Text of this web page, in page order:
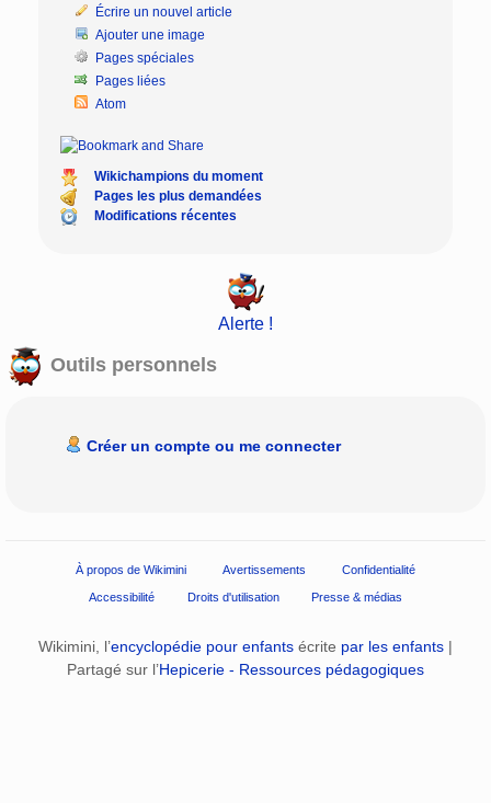
Écrire un nouvel article
Ajouter une image
Pages spéciales
Pages liées
Atom
Wikichampions du moment
Pages les plus demandées
Modifications récentes
Alerte !
Outils personnels
Créer un compte ou me connecter
À propos de Wikimini Avertissements Confidentialité
Accessibilité Droits d'utilisation Presse & médias
Wikimini, l’encyclopédie pour enfants écrite par les enfants |
Partagé sur l’Hepicerie - Ressources pédagogiques